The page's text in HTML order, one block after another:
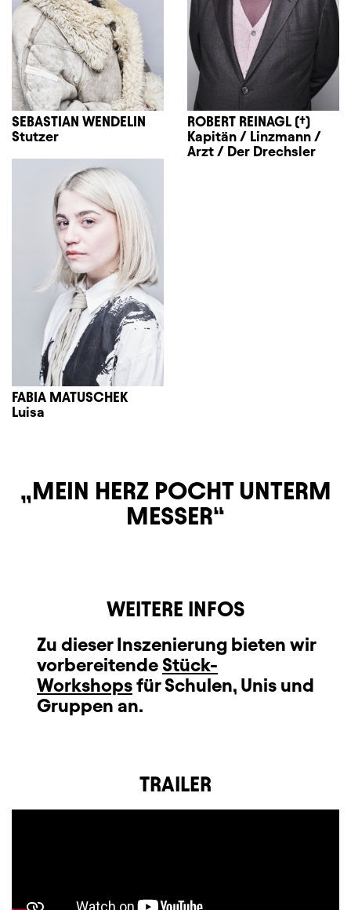
SEBASTIAN WENDELIN
Stutzer
ROBERT REINAGL (†)
Kapitän / Linzmann /
Arzt / Der Drechsler
FABIA MATUSCHEK
Luisa
MEIN HERZ POCHT UNTERM
MESSER
WEITERE INFOS
Zu dieser Inszenierung bieten wir
vorbereitende Stück-
Workshopsfür Schulen, Unis und
Gruppen an.
TRAILER